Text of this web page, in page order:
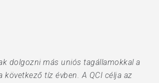
dolgozni más uniós tagállamokkal a
tíz évben. A QCI célja az